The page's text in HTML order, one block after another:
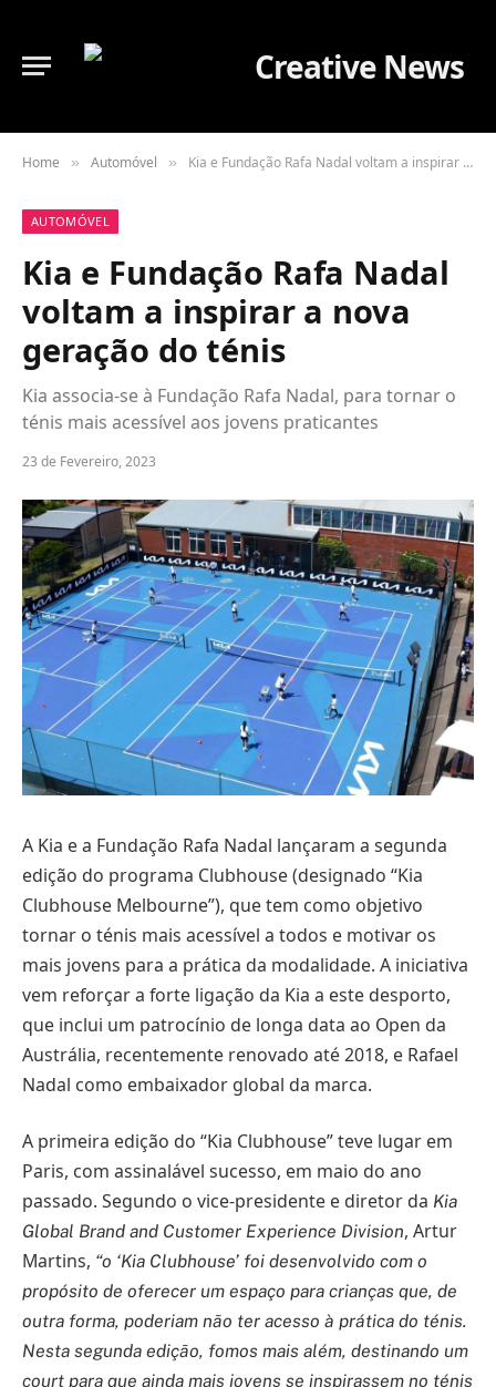
Home » Automóvel » Kia e Fundação Rafa Nadal voltam a inspirar a nova geração do ténis
AUTOMÓVEL
Kia e Fundação Rafa Nadal
voltam a inspirar a nova
geração do ténis
Kia associa-se à Fundação Rafa Nadal, para tornar o
ténis mais acessível aos jovens praticantes
23 de Fevereiro, 2023
A Kia e a Fundação Rafa Nadal lançaram a segunda
edição do programa Clubhouse (designado “Kia
Clubhouse Melbourne”), que tem como objetivo
tornar o ténis mais acessível a todos e motivar os
mais jovens para a prática da modalidade. A iniciativa
vem reforçar a forte ligação da Kia a este desporto,
que inclui um patrocínio de longa data ao Open da
Austrália, recentemente renovado até 2018, e Rafael
Nadal como embaixador global da marca.
A primeira edição do “Kia Clubhouse” teve lugar em
Paris, com assinalável sucesso, em maio do ano
passado. Segundo o vice-presidente e diretor da Kia
Global Brand and Customer Experience Division, Artur
Martins, “o ‘Kia Clubhouse’ foi desenvolvido com o
propósito de oferecer um espaço para crianças que, de
outra forma, poderiam não ter acesso à prática do ténis.
Nesta segunda edição, fomos mais além, destinando um
court para que ainda mais jovens se inspirassem no ténis